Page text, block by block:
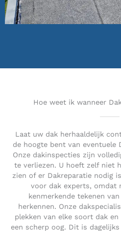
Hoe weet ik wanneer
Laat uw dak herhaaldelijk
de hoogte bent van eventuele
Onze dakinspecties zijn
te verliezen. U hoeft zelf niet
zien of er Dakreparatie nodig
voor dak experts, omdat
kenmerkende tekenen
herkennen. Onze
plekken van elke soort dak
een scherp oog. Dit is